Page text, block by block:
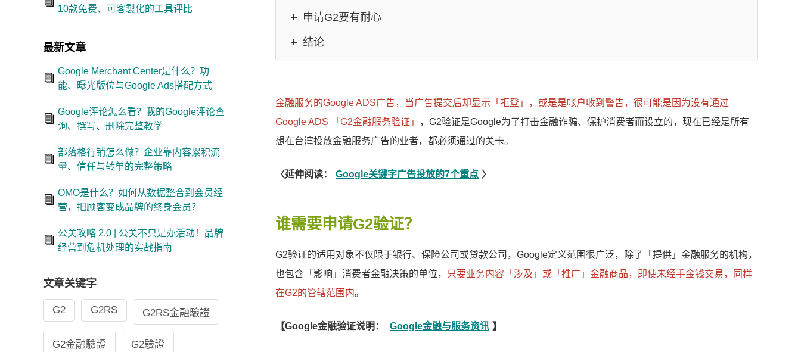
申请G2要有耐心
结论
金融服务的Google ADS广告，当广告提交后却显示「拒登」，或是是帐户收到警告，很可能是因为没有通过
Google ADS 「G2金融服务验证」
，G2验证是Google为了打击金融诈骗、保护消费者而设立的，现在已经是所有
想在台湾投放金融服务广告的业者，都必须通过的关卡。
〈延伸阅读： Google关键字广告投放的7个重点 〉
谁需要申请G2验证？
G2验证的适用对象不仅限于银行、保险公司或贷款公司，Google定义范围很广泛，除了「提供」金融服务的机构，
也包含「影响」消费者金融决策的单位，
只要业务内容「涉及」或「推广」金融商品，即使未经手金钱交易，同样
在G2的管辖范围内。
【Google金融验证说明： Google金融与服务资讯 】
10款免费、可客製化的工具评比
最新文章
Google Merchant Center是什么？功
能、曝光版位与Google Ads搭配方式
Google评论怎么看？我的Google评论查
询、撰写、删除完整教学
部落格行销怎么做？企业靠内容累积流
量、信任与转单的完整策略
OMO是什么？如何从数据整合到会员经
营，把顾客变成品牌的终身会员？
公关攻略 2.0 | 公关不只是办活动！品牌
经营到危机处理的实战指南
文章关键字
G2 G2RS G2RS金融驗證
G2金融驗證 G2驗證